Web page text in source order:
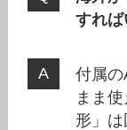
すれば
付属
まま
形」